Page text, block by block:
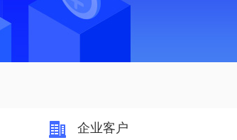
企业客户